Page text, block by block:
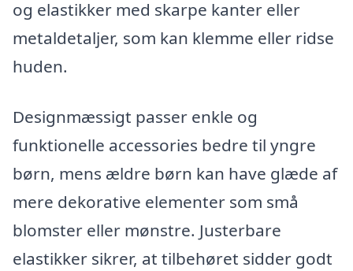
og elastikker med skarpe kanter eller
metaldetaljer, som kan klemme eller ridse
huden.
Designmæssigt passer enkle og
funktionelle accessories bedre til yngre
børn, mens ældre børn kan have glæde af
mere dekorative elementer som små
blomster eller mønstre. Justerbare
elastikker sikrer, at tilbehøret sidder godt